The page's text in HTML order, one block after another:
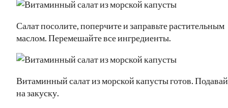
Салат посолите, поперчите и заправьте растительным
маслом. Перемешайте все ингредиенты.
Витаминный салат из морской капусты готов.
на закуску.